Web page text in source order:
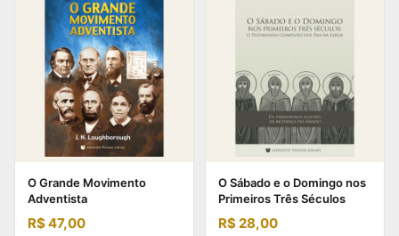
O Grande Movimento
Adventista
R$47,00
O Sábado e o Domingo nos
Primeiros Três Séculos
R$28,00